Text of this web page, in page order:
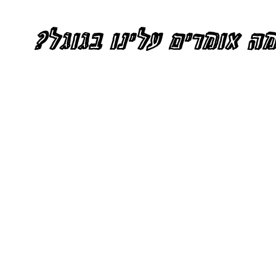
מה אומרים עלינו בגוגל?